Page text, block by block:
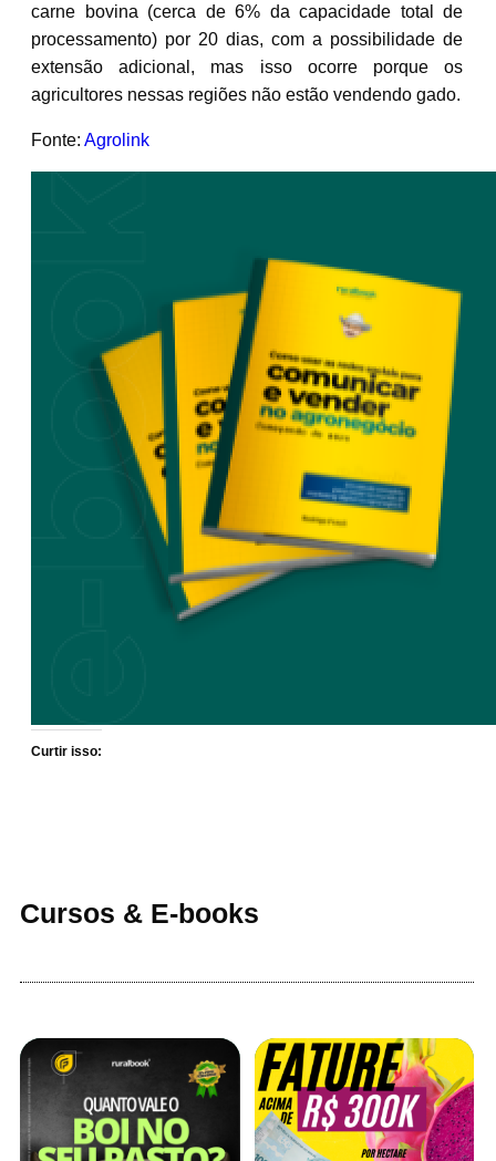
carne bovina (cerca de 6% da capacidade total de
processamento) por 20 dias, com a possibilidade de
extensão adicional, mas isso ocorre porque os
agricultores nessas regiões não estão vendendo gado.
Fonte: Agrolink
Curtir isso:
Cursos & E-books